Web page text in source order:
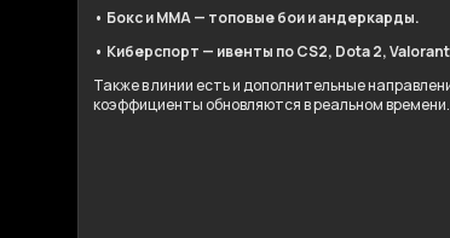
• Бокс и ММА — топовые бои и андеркарды.
• Киберспорт — ивенты по CS2, Dota 2,
Также в линии есть и дополнительные
коэффициенты обновляются в реальном времени.